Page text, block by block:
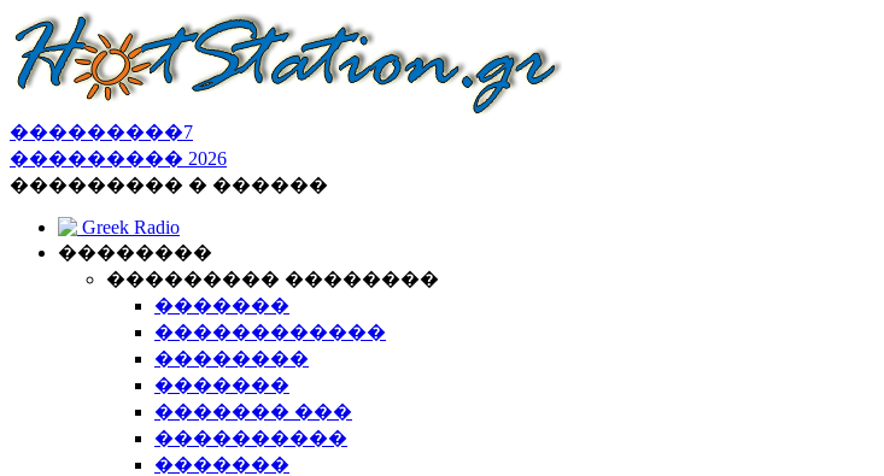
���������7
��������� 2026
��������� � ������
Greek Radio
��������
��������� ��������
�������
������������
��������
�������
������� ���
����������
�������